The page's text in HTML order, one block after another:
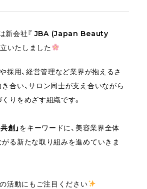
新会社『JBA (Japan Beauty
立いたしました
採用、経営管理など業界が抱えるさ
合い、サロン同士が支え合いながら
りをめざす組織です。
創」 をキーワードに、美容業界全体
る新たな取り組みを進めていきま
活動にもご注目ください